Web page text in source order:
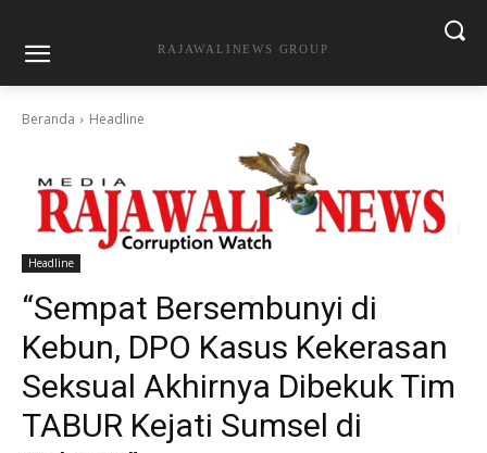
RAJAWALINEWS GROUP
Beranda Headline
Headline
“Sempat Bersembunyi di
Kebun, DPO Kasus Kekerasan
Seksual Akhirnya Dibekuk Tim
TABUR Kejati Sumsel di